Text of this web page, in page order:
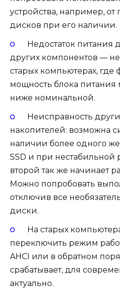
устройства, например,
дисков при его наличии.
Недостаток питания
других компонентов —
старых компьютерах, где
мощность блока питания
ниже номинальной.
Неисправность
накопителей: возможна
наличии более одного
SSD и при нестабильной
второй так же начинает
Можно попробовать
отключив все
диски.
На старых
переключить режим
AHCI или в обратном
срабатывает, для
актуально.